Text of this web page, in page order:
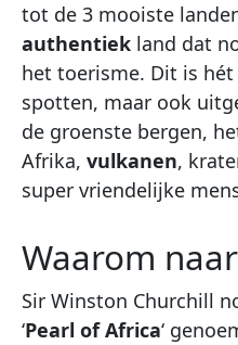
tot de 3 mooiste
authentiek land dat
het toerisme. Dit is
spotten, maar ook
de groenste bergen,
Afrika, vulkanen,
super vriendelijke
Waarom
Sir Winston Churchill
‘Pearl of Africa‘